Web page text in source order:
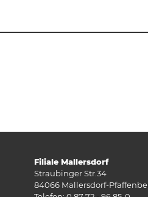
Filiale Mallersdorf
Straubinger Str.34
84066 Mallersdorf-